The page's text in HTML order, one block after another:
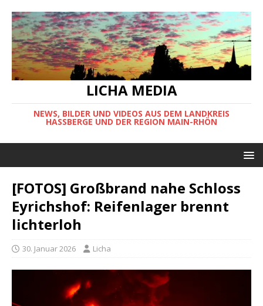
LICHA MEDIA
NEWS, BILDER UND VIDEOS AUS DEM LANDKREIS
HASSBERGE UND DER REGION MAIN-RHÖN
[FOTOS] Großbrand nahe Schloss
Eyrichshof: Reifenlager brennt
lichterloh
30. Januar 2026 Licha